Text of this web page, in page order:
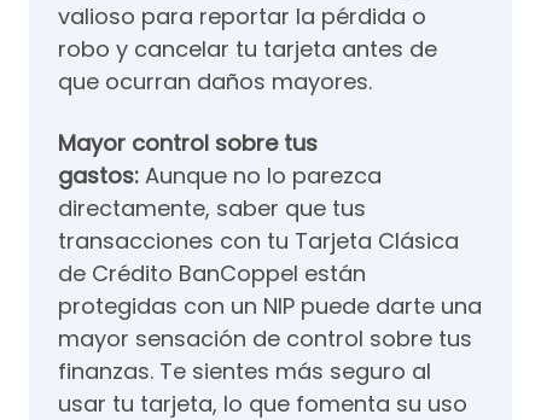
valioso para reportar la pérdida o
robo y cancelar tu tarjeta antes de
que ocurran daños mayores.
Mayor control sobre tus
gastos: Aunque no lo parezca
directamente, saber que tus
transacciones con tu Tarjeta Clásica
de Crédito BanCoppel están
protegidas con un NIP puede darte una
mayor sensación de control sobre tus
finanzas. Te sientes más seguro al
usar tu tarjeta, lo que fomenta su uso